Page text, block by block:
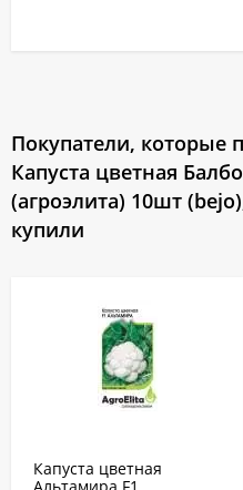
Покупатели, которые
Капуста цветная
(агроэлита) 10шт
купили
Капуста цветная